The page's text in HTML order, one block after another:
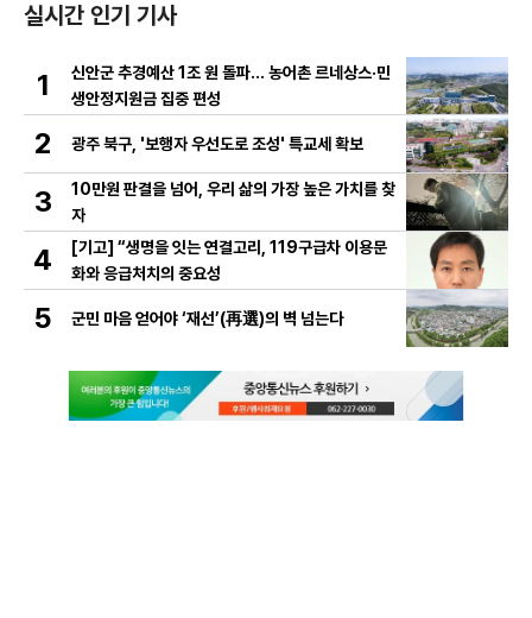
실시간 인기 기사
1
신안군 추경예산 1조 원 돌파… 농어촌 르네상스·민
생안정지원금 집중 편성
2 광주 북구, '보행자 우선도로 조성' 특교세 확보
3
10만원 판결을 넘어, 우리 삶의 가장 높은 가치를 찾
자
4
[기고] “생명을 잇는 연결고리, 119구급차 이용문
화와 응급처치의 중요성
5 군민 마음 얻어야 ‘재선’(再選)의 벽 넘는다